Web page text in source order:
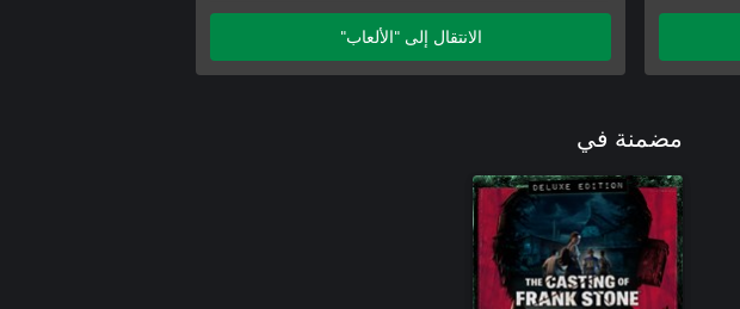
Add-on
الانتقال إلى "الألعاب"
مضمنة في